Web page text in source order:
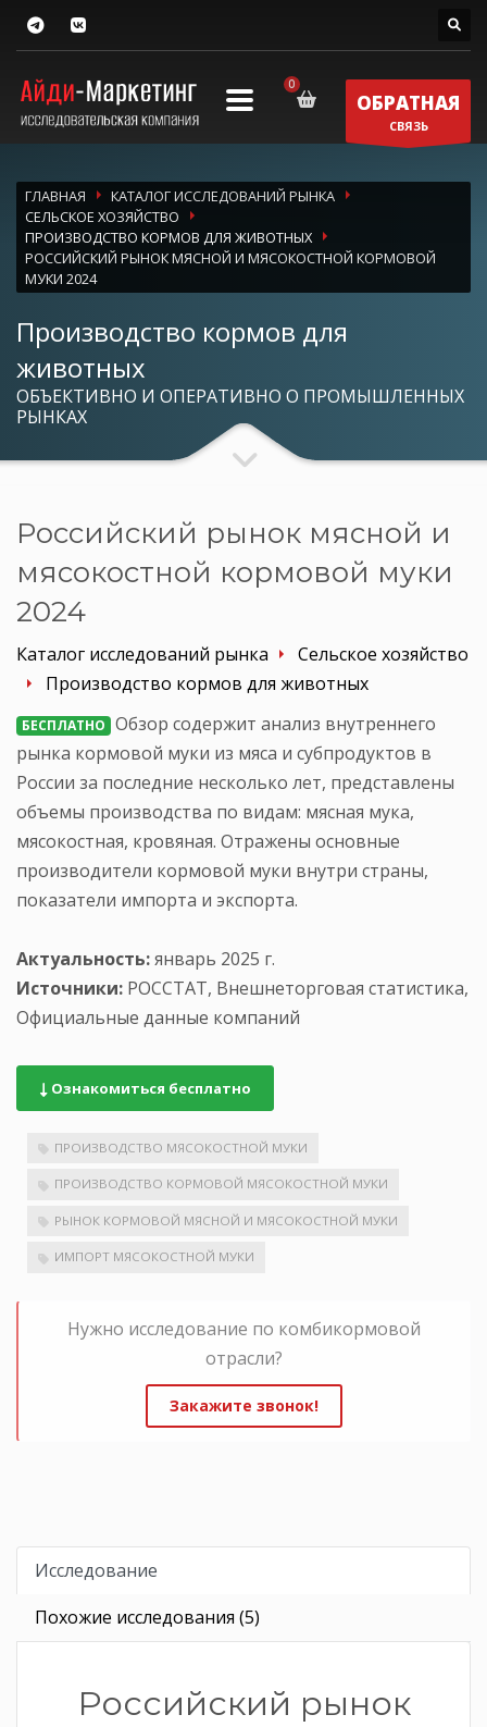
ОБРАТНАЯ
СВЯЗЬ
ГЛАВНАЯ
КАТАЛОГ ИССЛЕДОВАНИЙ РЫНКА
СЕЛЬСКОЕ ХОЗЯЙСТВО
ПРОИЗВОДСТВО КОРМОВ ДЛЯ ЖИВОТНЫХ
РОССИЙСКИЙ РЫНОК МЯСНОЙ И МЯСОКОСТНОЙ КОРМОВОЙ
МУКИ 2024
Производство кормов для
животных
ОБЪЕКТИВНО И ОПЕРАТИВНО О ПРОМЫШЛЕННЫХ
РЫНКАХ
Российский рынок мясной и
мясокостной кормовой муки
2024
Каталог исследований рынка
Сельское хозяйство
Производство кормов для животных
БЕСПЛАТНО Обзор содержит анализ внутреннего
рынка кормовой муки из мяса и субпродуктов в
России за последние несколько лет, представлены
объемы производства по видам: мясная мука,
мясокостная, кровяная. Отражены основные
производители кормовой муки внутри страны,
показатели импорта и экспорта.
Актуальность:январь 2025 г.
Источники: РОССТАТ, Внешнеторговая статистика,
Официальные данные компаний
Ознакомиться бесплатно
ПРОИЗВОДСТВО МЯСОКОСТНОЙ МУКИ
ПРОИЗВОДСТВО КОРМОВОЙ МЯСОКОСТНОЙ МУКИ
РЫНОК КОРМОВОЙ МЯСНОЙ И МЯСОКОСТНОЙ МУКИ
ИМПОРТ МЯСОКОСТНОЙ МУКИ
Нужно исследование по комбикормовой
отрасли?
Закажите звонок!
Исследование
Похожие исследования (5)
Российский рынок